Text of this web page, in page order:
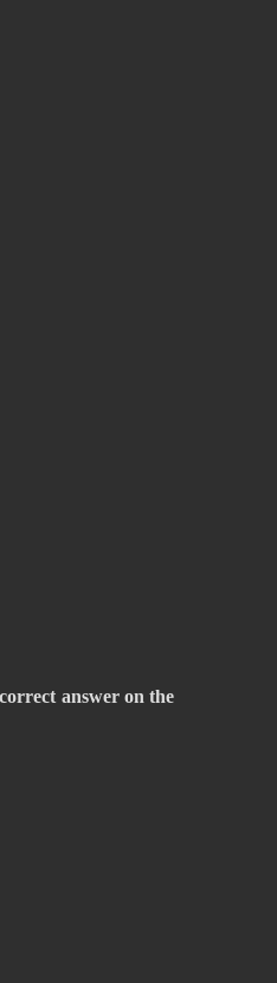
answer on the